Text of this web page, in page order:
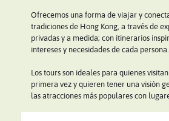
Ofrecemos una forma de viajar y
tradiciones de Hong Kong, a través de
privadas y a medida; con itinerarios
intereses y necesidades de cada persona.
Los tours son ideales para quienes
primera vez y quieren tener una visión
las atracciones más populares con